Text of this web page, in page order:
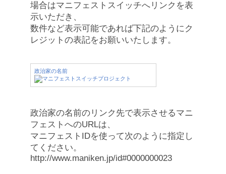
場合はマニフェストスイッチへリンクを表
示いただき、
数件など表示可能であれば下記のようにク
レジットの表記をお願いいたします。
政治家の名前
政治家の名前のリンク先で表示させるマニ
フェストへのURLは、
マニフェストIDを使って次のように指定し
てください。
http://www.maniken.jp/id#0000000023